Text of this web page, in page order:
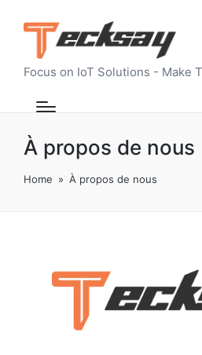
Focus on IoT Solutions - Make
À propos de nous
Home » À propos de nous